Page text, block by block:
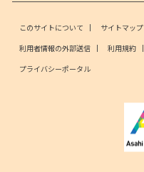
このサイトについて サイトマップ
利用者情報の外部送信
利用規約
プライバシーポータル